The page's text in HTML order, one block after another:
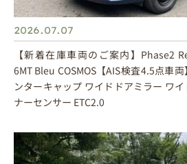
2026.07.07
【新着在庫車両のご案内】Phase2
6MT Bleu COSMOS【AIS検査4.5点車
ンターキャップ ワイドドアミラー ワ
ナーセンサー ETC2.0